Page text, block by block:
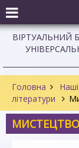
ВІРТУАЛЬНИЙ
Головна Наші
літератури
МИСТЕЦТВО